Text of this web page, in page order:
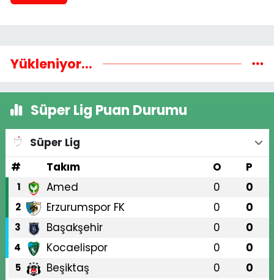
Yükleniyor...
Süper Lig Puan Durumu
Süper Lig
#
Takım O P
1 Amed 0 0
2 Erzurumspor FK 0 0
3 Başakşehir 0 0
4 Kocaelispor 0 0
5 Beşiktaş 0 0